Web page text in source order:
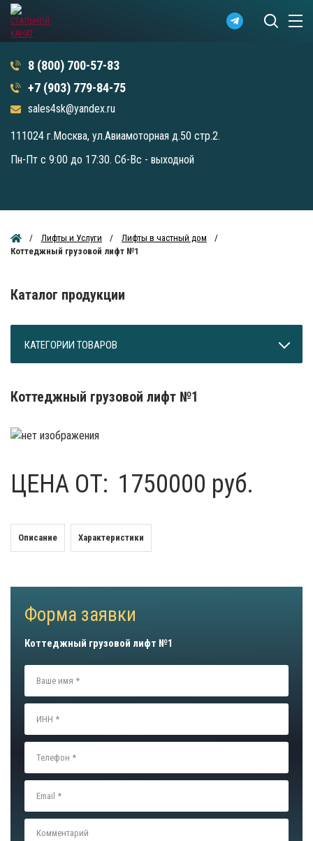
8 (800) 700-57-83
+7 (903) 779-84-75
sales4sk@yandex.ru
111024 г.Москва, ул.Авиамоторная д.50 стр.2.
Пн-Пт с 9:00 до 17:30. Сб-Вс - выходной
Лифты и Услуги
Лифты в частный дом
Коттеджный грузовой лифт №1
Каталог продукции
КАТЕГОРИИ ТОВАРОВ
Коттеджный грузовой лифт №1
ЦЕНА ОТ: 1750000 руб.
Описание Характеристики
Форма заявки
Коттеджный грузовой лифт №1